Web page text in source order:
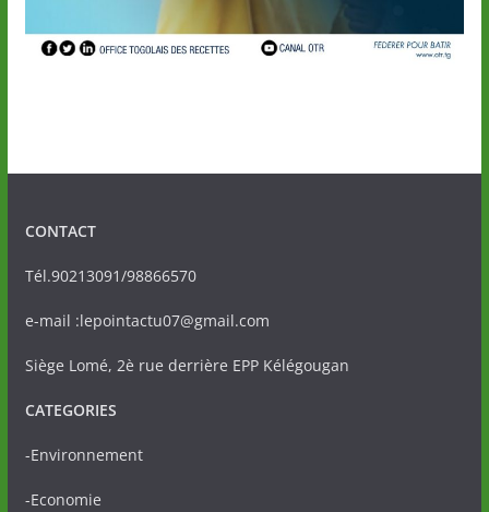
CONTACT
Tél.90213091/98866570
e-mail :lepointactu07@gmail.com
Siège Lomé, 2è rue derrière EPP Kélégougan
CATEGORIES
-Environnement
-Economie